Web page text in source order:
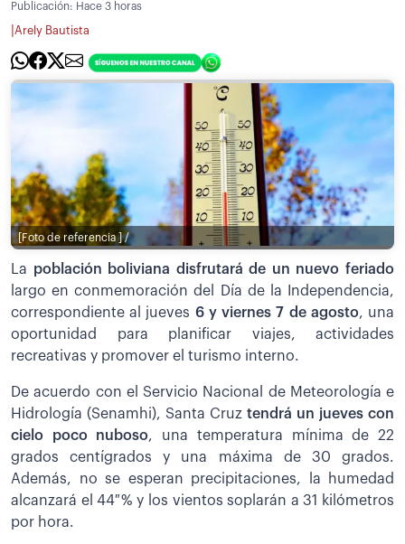
Publicación: Hace 3 horas
Arely Bautista
[Foto de referencia ] /
La población boliviana disfrutará de un nuevo feriado
largo en conmemoración del Día de la Independencia,
correspondiente al jueves 6 y viernes 7 de agosto, una
oportunidad para planificar viajes, actividades
recreativas y promover el turismo interno.
De acuerdo con el Servicio Nacional de Meteorología e
Hidrología (Senamhi), Santa Cruz tendrá un jueves con
cielo poco nuboso, una temperatura mínima de 22
grados centígrados y una máxima de 30 grados.
Además, no se esperan precipitaciones, la humedad
alcanzará el 44 % y los vientos soplarán a 31 kilómetros
por hora.